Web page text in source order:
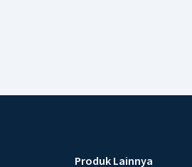
Produk Lainnya